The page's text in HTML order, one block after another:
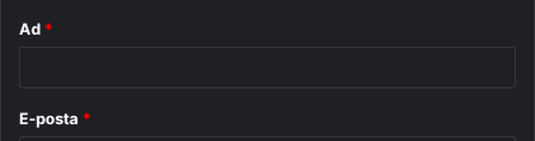
Ad *
E-posta *